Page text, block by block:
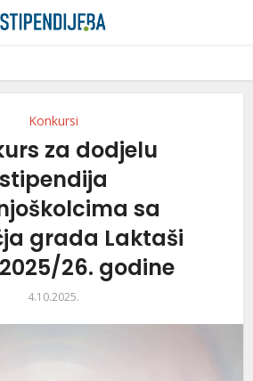
Konkursi
za dodjelu
stipendija
sa
grada Laktaši
26. godine
4.10.2025.